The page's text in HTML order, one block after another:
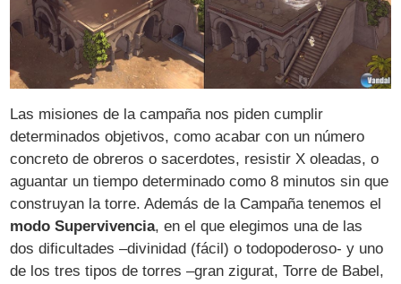
Las misiones de la campaña nos piden cumplir
determinados objetivos, como acabar con un número
concreto de obreros o sacerdotes, resistir X oleadas, o
aguantar un tiempo determinado como 8 minutos sin que
construyan la torre. Además de la Campaña tenemos el
modo Supervivencia, en el que elegimos una de las
dos dificultades –divinidad (fácil) o todopoderoso- y uno
de los tres tipos de torres –gran zigurat, Torre de Babel,